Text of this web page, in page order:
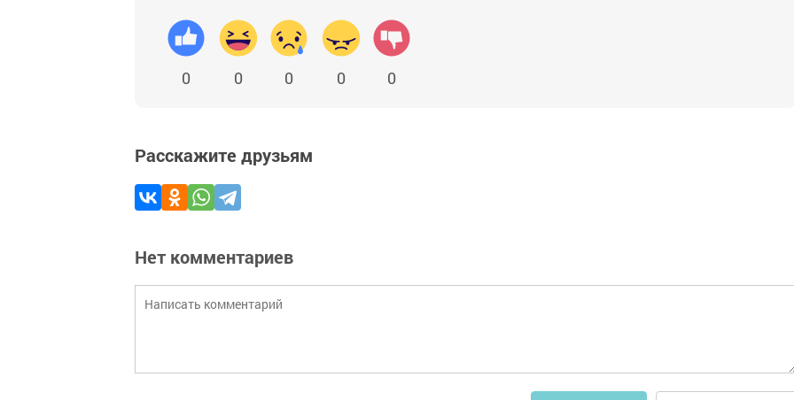
0 0 0 0 0
Расскажите друзьям
Нет комментариев